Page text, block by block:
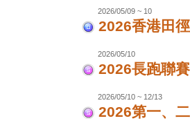
2026/05/09 ~ 10
2026香港田
2026/05/10
2026長跑聯
2026/05/10 ~ 12/13
2026第一、